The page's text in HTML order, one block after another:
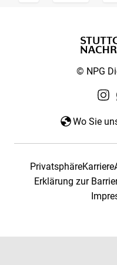
© NPG
Wo Sie
PrivatsphäreKarriere
Erklärung zur